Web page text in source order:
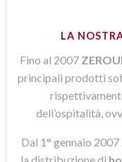
LA
Fino al 2007
principali prodotti
dell’ospitalità,
Dal 1° gennaio 2007